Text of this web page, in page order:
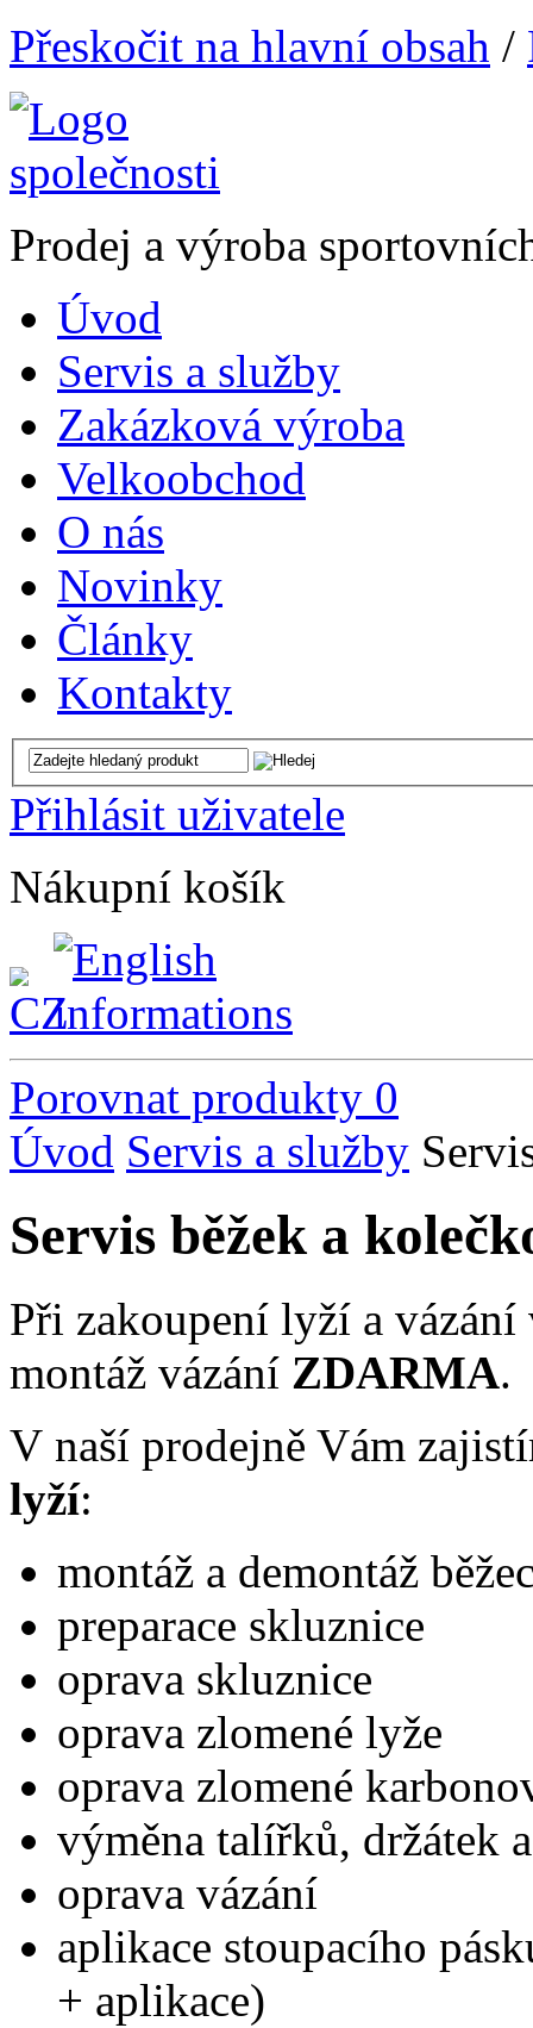
Přeskočit na hlavní obsah /
Prodej a výroba
Úvod
Servis a služby
Zakázková výroba
Velkoobchod
O nás
Novinky
Články
Kontakty
Přihlásit uživatele
Nákupní košík
Porovnat produkty 0
Úvod Servis a služby
Servis běžek a
Při zakoupení lyží a
montáž vázání ZDARMA.
V naší prodejně Vám
lyží:
montáž a demontáž
preparace skluznice
oprava skluznice
oprava zlomené lyže
oprava zlomené
výměna talířků, držátek
oprava vázání
aplikace stoupacího
+ aplikace)